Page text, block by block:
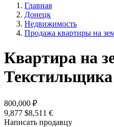
Главная
Донецк
Недвижимость
Продажа квартиры на
Квартира на
Текстильщика
800,000 ₽
9,877 $8,511 €
Написать продавцу